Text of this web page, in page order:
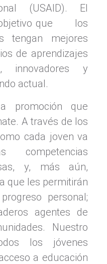
(USAID). El
objetivo que los
tengan mejores
de aprendizajes
innovadores y
actual.
promoción que
A través de los
cada joven va
competencias
y, más aún,
que les permitirán
personal;
agentes de
Nuestro
los jóvenes
a educación